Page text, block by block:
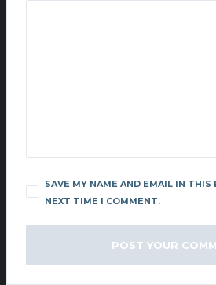
SAVE MY NAME AND EMAIL IN THIS
NEXT TIME I COMMENT.